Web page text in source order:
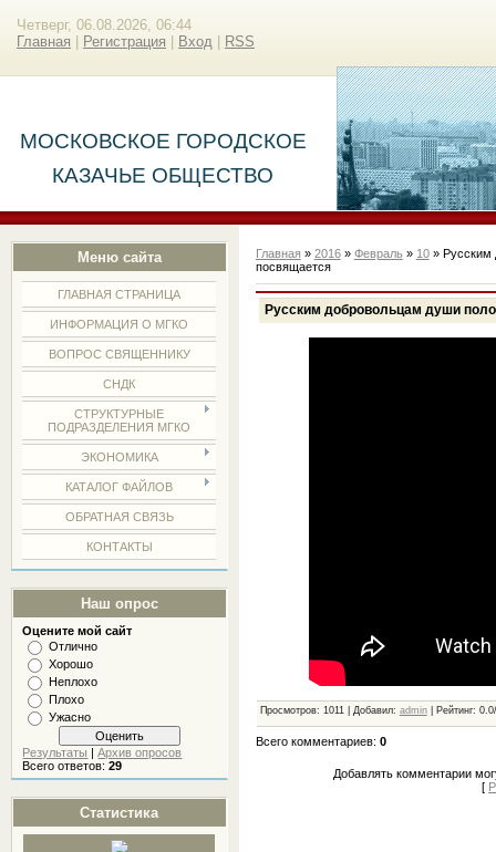
Четверг, 06.08.2026, 06:44
Главная
Регистрация Вход RSS
МОСКОВСКОЕ ГОРОДСКОЕ
КАЗАЧЬЕ ОБЩЕСТВО
Меню сайта
ГЛАВНАЯ СТРАНИЦА
ИНФОРМАЦИЯ О МГКО
ВОПРОС СВЯЩЕННИКУ
СНДК
СТРУКТУРНЫЕ
ПОДРАЗДЕЛЕНИЯ МГКО
ЭКОНОМИКА
КАТАЛОГ ФАЙЛОВ
ОБРАТНАЯ СВЯЗЬ
КОНТАКТЫ
Наш опрос
Оцените мой сайт
Отлично
Хорошо
Неплохо
Плохо
Ужасно
Результаты |Архив опросов
Всего ответов:29
Статистика
Главная » 2016 » Февраль » 10» Русским
посвящается
Русским добровольцам души
Просмотров: 1011 Добавил: admin Рейтинг: 0.0/
Всего комментариев: 0
Добавлять комментарии
[